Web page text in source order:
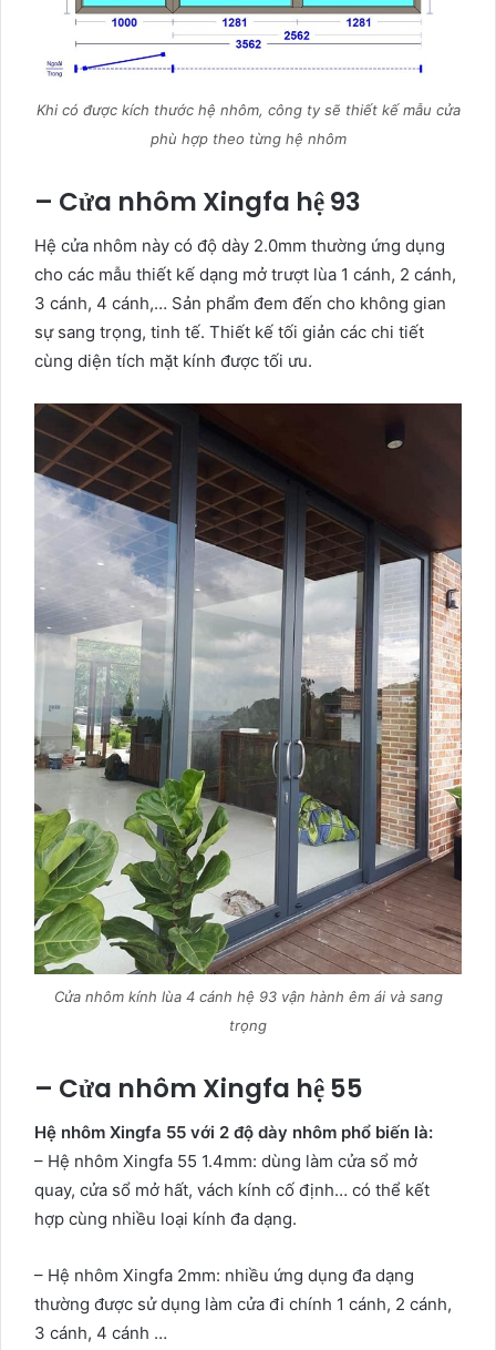
Khi có được kích thước hệ nhôm, công ty sẽ thiết kế mẫu cửa
phù hợp theo từng hệ nhôm
– Cửa nhôm Xingfa hệ 93
Hệ cửa nhôm này có độ dày 2.0mm thường ứng dụng
cho các mẫu thiết kế dạng mở trượt lùa 1 cánh, 2 cánh,
3 cánh, 4 cánh,… Sản phẩm đem đến cho không gian
sự sang trọng, tinh tế. Thiết kế tối giản các chi tiết
cùng diện tích mặt kính được tối ưu.
Cửa nhôm kính lùa 4 cánh hệ 93 vận hành êm ái và sang
trọng
– Cửa nhôm Xingfa hệ 55
Hệ nhôm Xingfa 55 với 2 độ dày nhôm phổ biến là:
– Hệ nhôm Xingfa 55 1.4mm: dùng làm cửa sổ mở
quay, cửa sổ mở hất, vách kính cố định… có thể kết
hợp cùng nhiều loại kính đa dạng.
– Hệ nhôm Xingfa 2mm: nhiều ứng dụng đa dạng
thường được sử dụng làm cửa đi chính 1 cánh, 2 cánh,
3 cánh, 4 cánh …